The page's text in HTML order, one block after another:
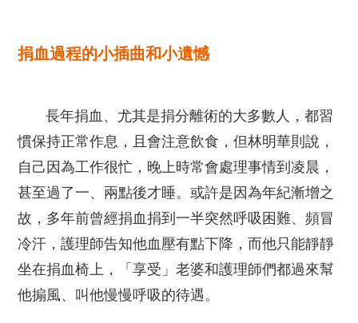
捐血過程的小插曲和小遺憾
長年捐血、尤其是捐分離術的大多數人，都習
慣保持正常作息，且會注意飲食，但林明華則說，
自己因為工作很忙，晚上時常會處理事情到凌晨，
甚至過了一、兩點後才睡。或許是因為年紀漸增之
故，多年前曾經捐血捐到一半突然呼吸困難、頻冒
冷汗，護理師告知他血壓有點下降，而他只能靜靜
坐在捐血椅上，「享受」老婆和護理師們都過來幫
他搧風、叫他慢慢呼吸的待遇。